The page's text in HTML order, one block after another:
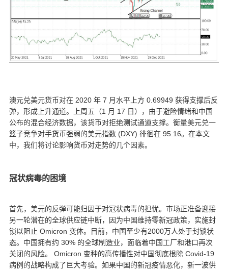
澳元兑美元货币对在 2020 年 7 月水平上方 0.69949 获得支撑后反
弹，形成上升通道。上周五（1 月 17 日），由于避险情绪和中国
公布的混合经济数据，该货币对拒绝测试通道支撑。衡量美元兑一
篮子竞争对手货币强弱的美元指数 (DXY) 徘徊在 95.16。在本文
中，我们将讨论影响货币对走势的几个因素。
冠状病毒的困境
首先，美元的反弹可能归因于对冠状病毒的担忧。市场正准备迎接
另一轮潜在的全球供应链中断，因为中国维持零新冠政策，实施封
锁以阻止 Omicron 变体。目前，中国至少有2000万人处于封锁状
态。中国拥有约 30% 的全球制造业，面临着中国工厂和港口再次
关闭的风险。 Omicron 变种的高传播性对中国彻底根除 Covid-19
病例的战略构成了巨大考验。如果中国的新冠疫情恶化，新一波供